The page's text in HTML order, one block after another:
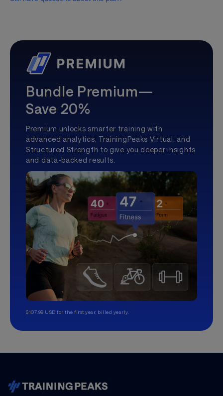
Bundle Premium—
Save 20%
Premium unlocks smarter training with
advanced analytics, TrainingPeaks Virtual, and
Structured Strength to give you deeper insights
and data-backed results.
$107.99 USD for the first year, billed yearly.